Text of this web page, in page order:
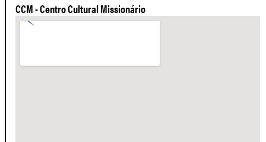
CCM - Centro Cultural Missionário